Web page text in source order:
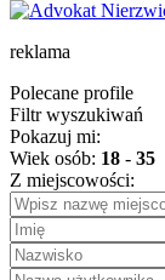
reklama
Polecane profile
Filtr wyszukiwań
Pokazuj mi:
Wiek osób: 18 - 35
Z miejscowości: